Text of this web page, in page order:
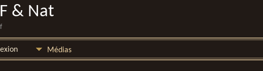
& Nat
Médias